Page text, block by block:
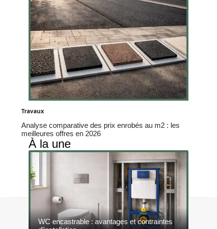
Travaux
Analyse comparative des prix enrobés au m2 : les
meilleures offres en 2026
À la une
WC encastrable : avantages et contraintes
© 2026 | constructeurs-responsables.fr
Contact Mentions légales Sitemap